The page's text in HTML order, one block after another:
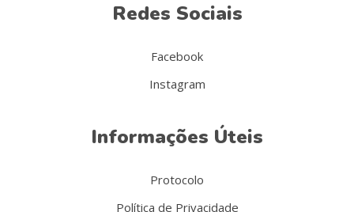
Redes Sociais
Facebook
Instagram
Informações Úteis
Protocolo
Política de Privacidade